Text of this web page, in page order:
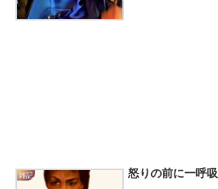
雑記 怒りの前に一呼吸